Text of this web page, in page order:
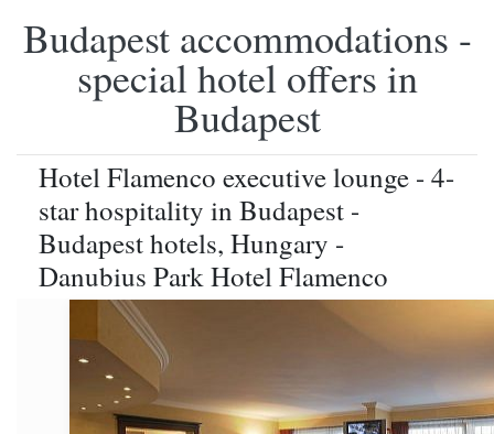
Budapest accommodations -
special hotel offers in
Budapest
Hotel Flamenco executive lounge - 4-
star hospitality in Budapest -
Budapest hotels, Hungary -
Danubius Park Hotel Flamenco